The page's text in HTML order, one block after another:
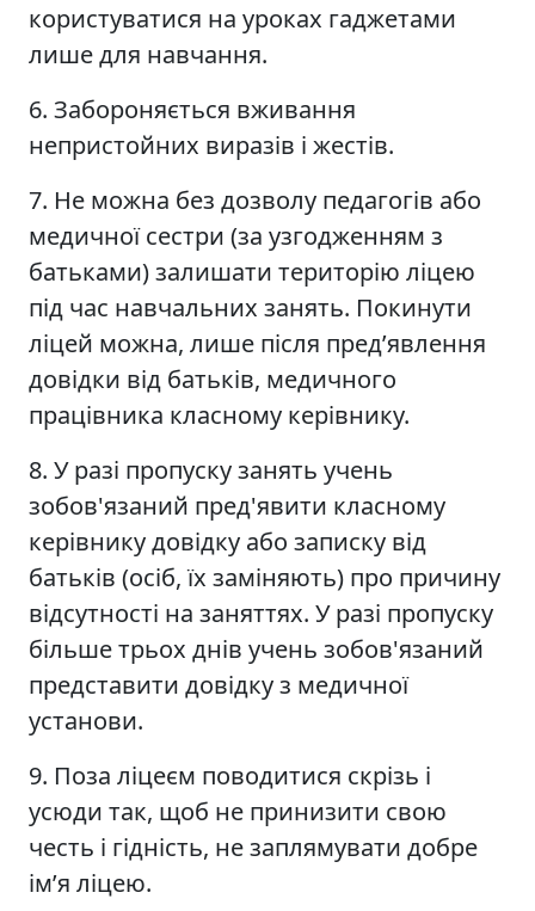
користуватися на уроках гаджетами
лише для навчання.
6. Забороняється вживання
непристойних виразів і жестів.
7. Не можна без дозволу педагогів або
медичної сестри (за узгодженням з
батьками) залишати територію ліцею
під час навчальних занять. Покинути
ліцей можна, лише після пред’явлення
довідки від батьків, медичного
працівника класному керівнику.
8. У разі пропуску занять учень
зобов'язаний пред'явити класному
керівнику довідку або записку від
батьків (осіб, їх заміняють) про причину
відсутності на заняттях. У разі пропуску
більше трьох днів учень зобов'язаний
представити довідку з медичної
установи.
9. Поза ліцеєм поводитися скрізь і
усюди так, щоб не принизити свою
честь і гідність, не заплямувати добре
ім’я ліцею.